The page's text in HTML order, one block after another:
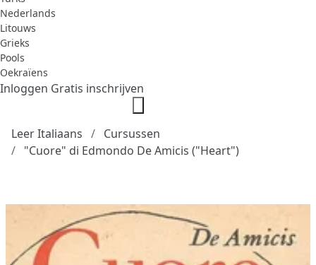
Nederlands
Litouws
Grieks
Pools
Oekraïens
Inloggen Gratis inschrijven
Leer Italiaans
Cursussen
"Cuore" di Edmondo De Amicis ("Heart")